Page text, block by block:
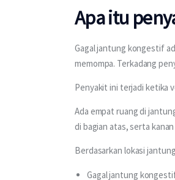
Apa itu
Gagal jantung kongestif
memompa. Terkadang
Penyakit ini terjadi ketika
Ada empat ruang di
di bagian atas, serta
Berdasarkan lokasi
Gagal jantung